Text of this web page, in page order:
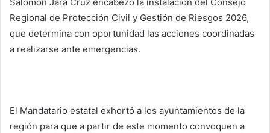
Regional de Protección Civil y Gestión de Riesgos 2026,
que determina con oportunidad las acciones coordinadas
a realizarse ante emergencias.
El Mandatario estatal exhortó a los ayuntamientos de la
región para que a partir de este momento convoquen a